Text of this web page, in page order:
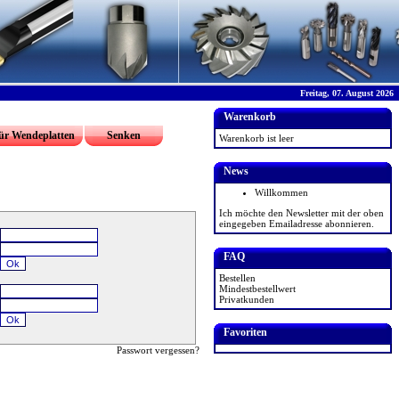
Freitag, 07. August 2026
Wendeplatten Senken
Passwort vergessen?
Warenkorb
Warenkorb ist leer
News
Willkommen
Ich möchte den Newsletter mit der oben
eingegeben Emailadresse abonnieren.
FAQ
Bestellen
Mindestbestellwert
Privatkunden
Favoriten